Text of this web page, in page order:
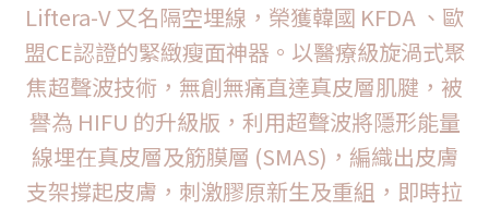
Liftera-V 又名隔空埋線，榮獲韓國 KFDA 、歐
盟CE認證的緊緻瘦面神器。以醫療級旋渦式聚
焦超聲波技術，無創無痛直達真皮層肌腱，被
譽為 HIFU 的升級版，利用超聲波將隱形能量
線埋在真皮層及筋膜層 (SMAS)，編織出皮膚
支架撐起皮膚，刺激膠原新生及重組，即時拉